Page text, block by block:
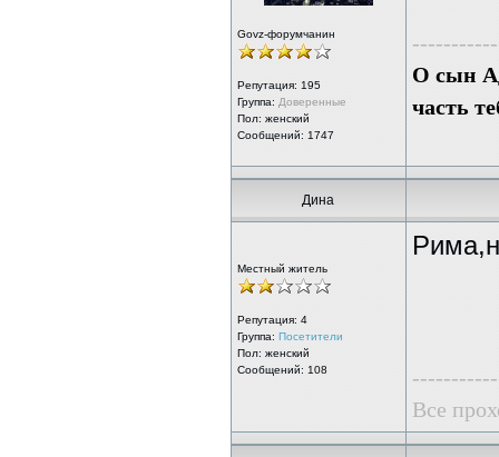
Govz-форумчанин
Репутация: 195
Группа: Доверенные
Пол: женский
Сообщений: 1747
О сын
часть
Дина
Местный житель
Репутация: 4
Группа: Посетители
Пол: женский
Сообщений: 108
Все